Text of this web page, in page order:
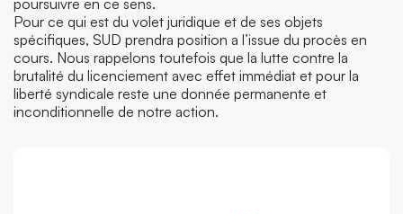
poursuivre en ce sens.
Pour ce qui est du volet juridique et de ses objets
spécifiques, SUD prendra position a l’issue du procès en
cours. Nous rappelons toutefois que la lutte contre la
brutalité du licenciement avec effet immédiat et pour la
liberté syndicale reste une donnée permanente et
inconditionnelle de notre action.